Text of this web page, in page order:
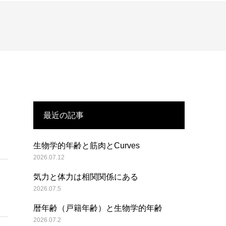
最近の記事
生物学的年齢と筋肉とCurves
2026.07.12
気力と体力は相関関係にある
2026.07.5
暦年齢（戸籍年齢）と生物学的年齢
2026.07.2